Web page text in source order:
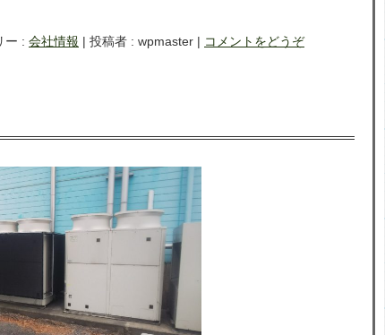
ー : 会社情報 | 投稿者 : wpmaster | コメントをどうぞ